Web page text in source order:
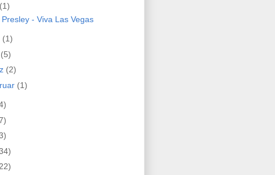
(1)
Presley - Viva Las Vegas
(1)
(5)
(2)
(1)